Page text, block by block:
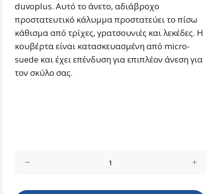
duvoplus. Αυτό το άνετο, αδιάβροχο
προστατευτικό κάλυμμα προστατεύει το πίσω
κάθισμα από τρίχες, γρατσουνιές και λεκέδες. Η
κουβέρτα είναι κατασκευασμένη από micro-
suede και έχει επένδυση για επιπλέον άνεση για
τον σκύλο σας.